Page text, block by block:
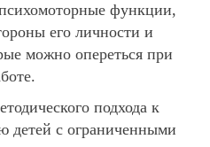
функции,
его личности и
можно опереться при
подхода к
детей с ограниченными